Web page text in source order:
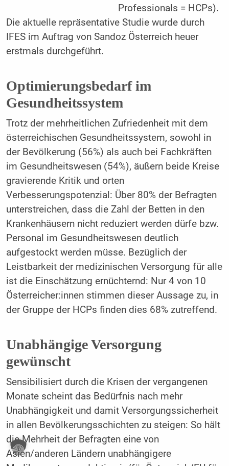
Professionals = HCPs).
Die aktuelle repräsentative Studie wurde durch
IFES im Auftrag von Sandoz Österreich heuer
erstmals durchgeführt.
Optimierungsbedarf im
Gesundheitssystem
Trotz der mehrheitlichen Zufriedenheit mit dem
österreichischen Gesundheitssystem, sowohl in
der Bevölkerung (56%) als auch bei Fachkräften
im Gesundheitswesen (54%), ­äußern beide Kreise
gravierende Kritik und orten
Verbesserungspotenzial: Über 80% der Befragten
unterstreichen, dass die Zahl der Betten in den
Krankenhäusern nicht reduziert werden dürfe bzw.
Personal im Gesundheitswesen deutlich
aufgestockt werden müsse. Bezüglich der
Leistbarkeit der medizinischen Versorgung für alle
ist die Einschätzung ernüchternd: Nur 4 von 10
Österreicher:innen stimmen dieser Aussage zu, in
der Gruppe der HCPs finden dies 68% zutreffend.
Unabhängige Versorgung
gewünscht
Sensibilisiert durch die Krisen der vergangenen
Monate scheint das Bedürfnis nach mehr
Unabhängigkeit und damit Versorgungssicherheit
in allen Bevölkerungsschichten zu steigen: So hält
die Mehrheit der Befragten eine von
Asien/anderen Ländern unabhängigere